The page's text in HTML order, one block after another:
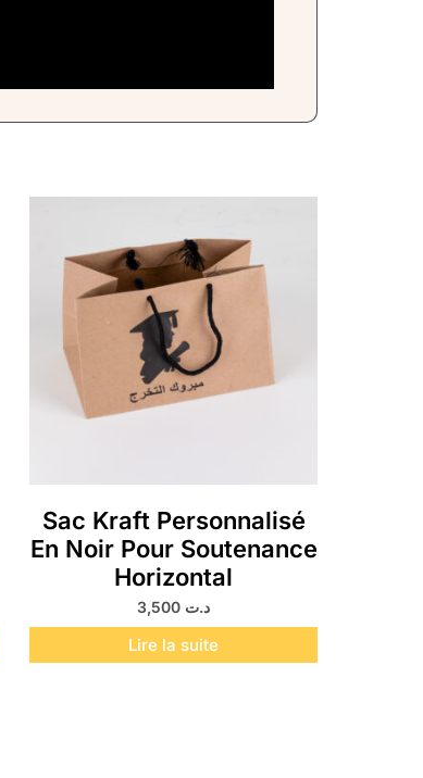
Sac Kraft Personnalisé
En Noir Pour Soutenance
Horizontal
د.ت
Lire la suite